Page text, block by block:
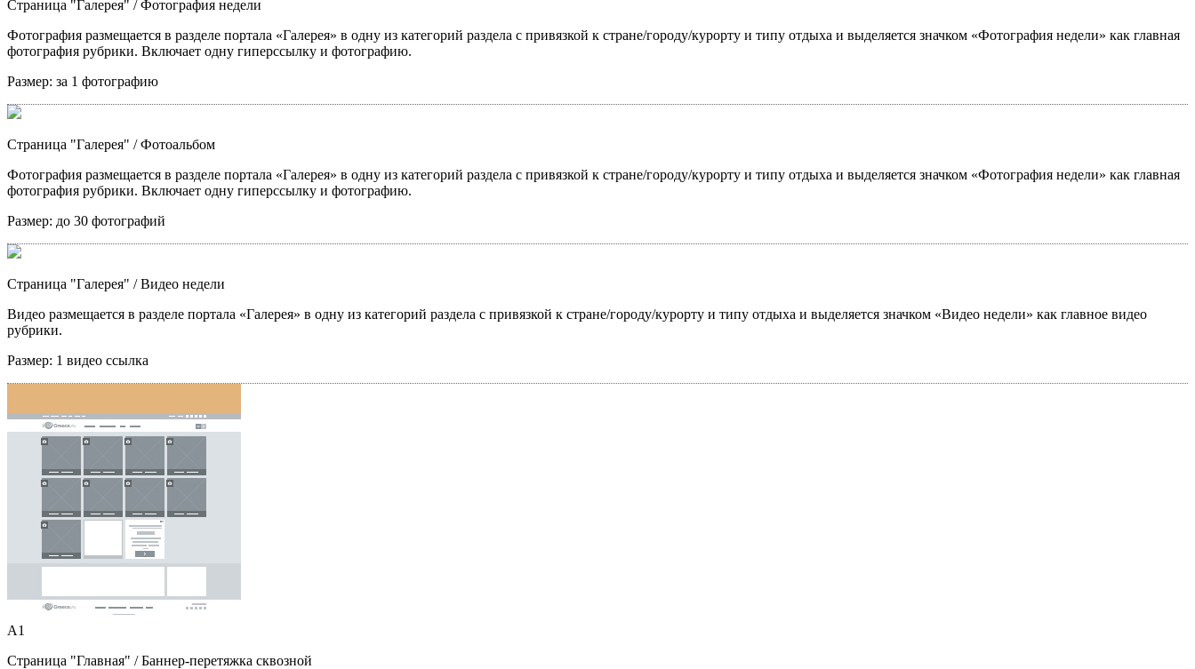
Страница "Галерея" / Фотография недели
Фотография размещается в разделе портала «Галерея» в одну из категорий раздела с привязкой к стране/городу/курорту и типу отдыха и выделяется значком «Фотография недели» как главная
фотография рубрики. Включает одну гиперссылку и фотографию.
Размер: за 1 фотографию
Страница "Галерея" / Фотоальбом
Фотография размещается в разделе портала «Галерея» в одну из категорий раздела с привязкой к стране/городу/курорту и типу отдыха и выделяется значком «Фотография недели» как главная
фотография рубрики. Включает одну гиперссылку и фотографию.
Размер: до 30 фотографий
Страница "Галерея" / Видео недели
Видео размещается в разделе портала «Галерея» в одну из категорий раздела с привязкой к стране/городу/курорту и типу отдыха и выделяется значком «Видео недели» как главное видео
рубрики.
Размер: 1 видео ссылка
A1
Страница "Главная" / Баннер-перетяжка сквозной